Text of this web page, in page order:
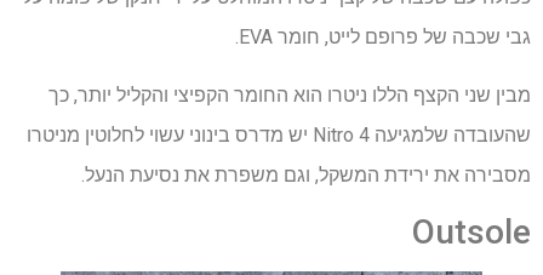
גבי שכבה של פרופם לייט, חומר EVA.
מבין שני הקצף הללו ניטרו הוא החומר הקפיצי והקליל יותר, כך
שהעובדה שלמגיעה Nitro 4 יש מדרס בינוני עשוי לחלוטין מניטרו
מסבירה את ירידת המשקל, וגם משפרת את נסיעת הנעל.
Outsole